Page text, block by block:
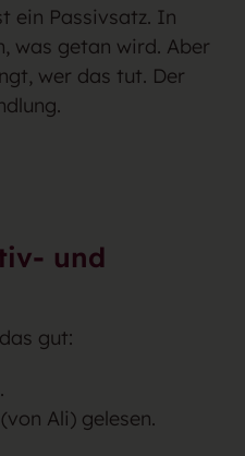
ein Passivsatz. In
was getan wird. Aber
wer das tut. Der
und
gut:
Ali) gelesen.